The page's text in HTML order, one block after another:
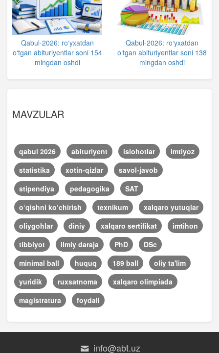
Qabul-2026: ro‘yxatdan
o‘tgan abituriyentlar soni 154
mingdan oshdi
Qabul-2026: ro‘yxatdan
o‘tgan abituriyentlar soni 138
mingdan oshdi
MAVZULAR
qabul 2026 abituriyent islohotlar
imtiyoz
statistika
xotin-qizlar
savol-javob
stipendiya
pedagogika
SAT
o‘qishni ko‘chirish
texnikum
xalqaro yutuqlar
oliygohlar
diniy xalqaro sertifikat
imtihon
tibbiyot
ilmiy daraja PhD
DSc
minimal ball
huquq 189 ball
oliy ta'lim
yuridik
ruxsatnoma
xalqaro olimpiada
magistratura
foydali
info@abt.uz